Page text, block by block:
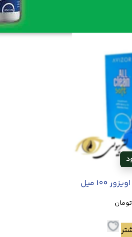
100 میل
تومان